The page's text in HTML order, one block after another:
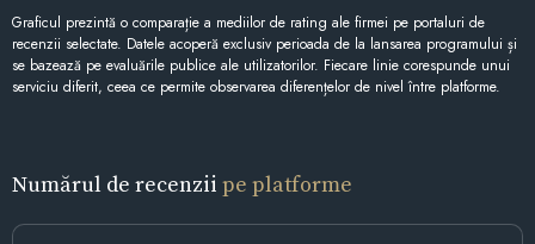
Graficul prezintă o comparație a mediilor de rating ale firmei pe portaluri de
recenzii selectate. Datele acoperă exclusiv perioada de la lansarea programului și
se bazează pe evaluările publice ale utilizatorilor. Fiecare linie corespunde unui
serviciu diferit, ceea ce permite observarea diferențelor de nivel între platforme.
Numărul de recenzii pe platforme